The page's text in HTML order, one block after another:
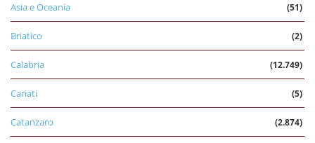
Asia e Oceania (51)
Briatico (2)
Calabria (12.749)
Cariati (5)
Catanzaro (2.874)